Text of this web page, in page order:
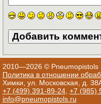
2010—2026 © Pneumopistols
Политика в отношении
Химки, ул. Московская, д.
+7 (499) 391-89-24, +7 (985)
info@pneumopistols.ru